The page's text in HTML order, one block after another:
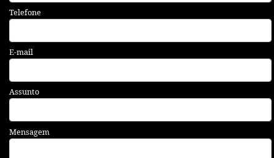
Telefone
E-mail
Assunto
Mensagem